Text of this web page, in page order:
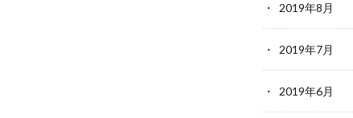
2019年8月
2019年7月
2019年6月